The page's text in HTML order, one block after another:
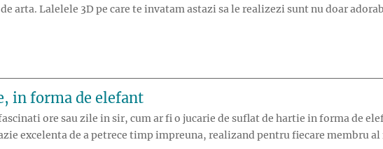
arta. Lalelele 3D pe care te invatam astazi sa le realizezi sunt nu doar
in forma de elefant
ore sau zile in sir, cum ar fi o jucarie de suflat de hartie in forma de
excelenta de a petrece timp impreuna, realizand pentru fiecare membru